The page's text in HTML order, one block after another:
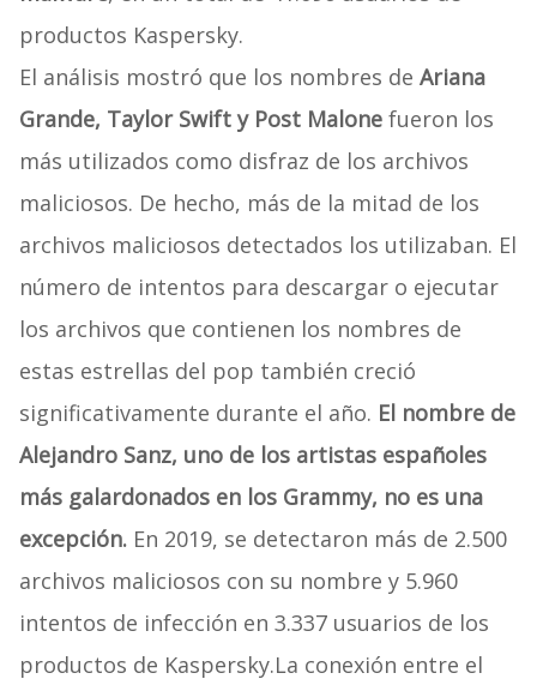
productos Kaspersky.
El análisis mostró que los nombres de Ariana
Grande, Taylor Swift y Post Malonefueron los
más utilizados como disfraz de los archivos
maliciosos. De hecho, más de la mitad de los
archivos maliciosos detectados los utilizaban. El
número de intentos para descargar o ejecutar
los archivos que contienen los nombres de
estas estrellas del pop también creció
significativamente durante el año. El nombre de
Alejandro Sanz, uno de los artistas españoles
más galardonados en los Grammy, no es una
excepción.En 2019, se detectaron más de 2.500
archivos maliciosos con su nombre y 5.960
intentos de infección en 3.337 usuarios de los
productos de Kaspersky.La conexión entre el